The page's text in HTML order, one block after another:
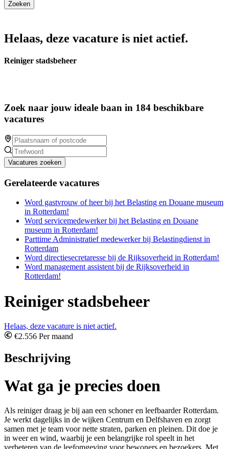
Helaas, deze vacature is niet actief.
Reiniger stadsbeheer
Zoek naar jouw ideale baan in 184 beschikbare
vacatures
Vacatures zoeken
Gerelateerde vacatures
Word gastvrouw of heer bij het Belasting en Douane museum
in Rotterdam!
Word servicemedewerker bij het Belasting en Douane
museum in Rotterdam!
Parttime Administratief medewerker bij Belastingdienst in
Rotterdam
Word directiesecretaresse bij de Rijksoverheid in Rotterdam!
Word management assistent bij de Rijksoverheid in
Rotterdam!
Reiniger stadsbeheer
Helaas, deze vacature is niet actief.
€2.556 Per maand
Beschrijving
Wat ga je precies doen
Als reiniger draag je bij aan een schoner en leefbaarder Rotterdam.
Je werkt dagelijks in de wijken Centrum en Delfshaven en zorgt
samen met je team voor nette straten, parken en pleinen. Dit doe je
in weer en wind, waarbij je een belangrijke rol speelt in het
verbeteren van de leefomgeving voor bewoners en bezoekers. Met